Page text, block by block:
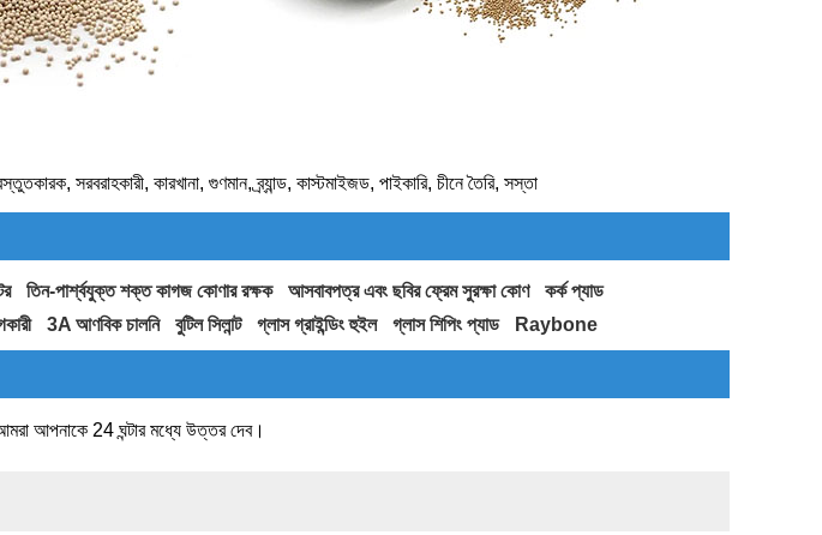
সরবরাহকারী, কারখানা, গুণমান, ব্র্যান্ড, কাস্টমাইজড, পাইকারি, চীনে তৈরি, সস্তা
তিন-পার্শ্বযুক্ত শক্ত কাগজ কোণার রক্ষক আসবাবপত্র এবং ছবির ফ্রেম সুরক্ষা কোণ
কর্ক প্যাড
3A আণবিক চালনি বুটিল সিলান্ট গ্লাস গ্রাইন্ডিং হুইল গ্লাস শিপিং প্যাড Raybone
আপনাকে 24 ঘন্টার মধ্যে উত্তর দেব।